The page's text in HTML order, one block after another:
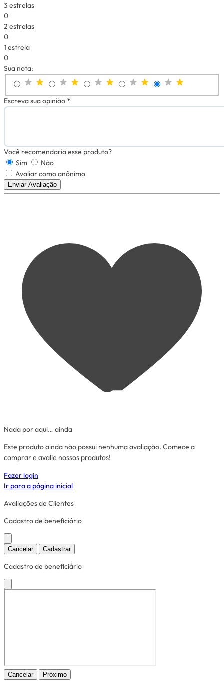
3 estrelas
0
2 estrelas
0
1 estrela
0
Sua nota:
Escreva sua opinião *
Você recomendaria esse produto?
Sim
Não
Avaliar como anônimo
Enviar Avaliação
Nada por aqui… ainda
Este produto ainda não possui nenhuma avaliação. Comece a
comprar e avalie nossos produtos!
Fazer login
Ir para a página inicial
Avaliações de Clientes
Cadastro de beneficiário
Cancelar Cadastrar
Cadastro de beneficiário
Cancelar Próximo